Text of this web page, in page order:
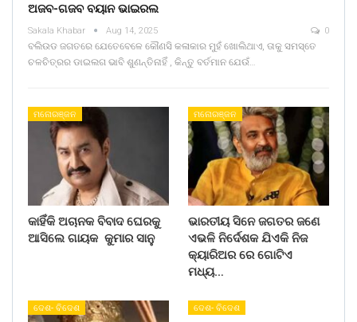
ଅଜବ-ଗଜବ ବୟାନ ଭାଇରଲ
Sakala Khabar Aug 14, 2025 0
ବଲିଉଡ ଜଗତରେ ଯେତେବେଳେ କୌଣସି କଳାକାର ମୁହଁ ଖୋଲିଥାଏ, ତାକୁ ସମସ୍ତେ
ଚଳଚିତ୍ରର ଡାଇଲଗ ଭାବି ଶୁଣନ୍ତିନାହିଁ , କିନ୍ତୁ ବର୍ତମାନ ଯେଉଁ…
ମନୋରଞ୍ଜନ
କାହିଁକି ଅଚାନକ ବିବାଦ ଘେରକୁ
ଆସିଲେ ଗାୟକ କୁମାର ସାନୁ
ମନୋରଞ୍ଜନ
ଭାରତୀୟ ସିନେ ଜଗତର ଜଣେ
ଏଭଳି ନିର୍ଦେଶକ ଯିଏକି ନିଜ
କ୍ୟାରିଅର ରେ ଗୋଟିଏ
ମଧ୍ୟ…
ଦେଶ- ବିଦେଶ ଦେଶ- ବିଦେଶ